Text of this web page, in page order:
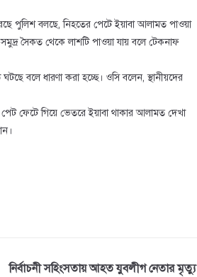
পুলিশ বলছে, নিহতের পেটে ইয়াবা আলামত পাওয়া
সৈকত থেকে লাশটি পাওয়া যায় বলে টেকনাফ
বলে ধারণা করা হচ্ছে। ওসি বলেন, স্থানীয়দের
ফেটে গিয়ে ভেতরে ইয়াবা থাকার আলামত দেখা
নির্বাচনী সহিংসতায় আহত যুবলীগ নেতার মৃত্যু